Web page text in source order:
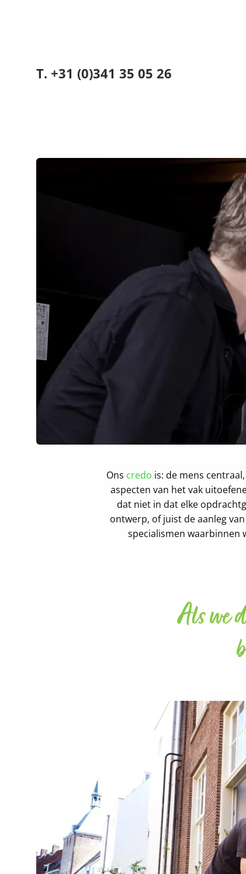
T. +31 (0)341 35 05 26
Ons credo is: de mens
aspecten van het vak
dat niet in dat elke
ontwerp, of juist de aanleg
specialismen waarbinnen
Als we